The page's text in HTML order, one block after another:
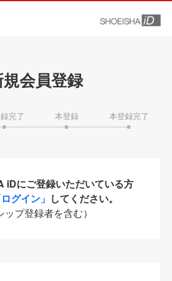
会員登録
完了 本登録 本登録完了
iDにご登録いただいている方
ログイン」 してください。
ップ登録者を含む）